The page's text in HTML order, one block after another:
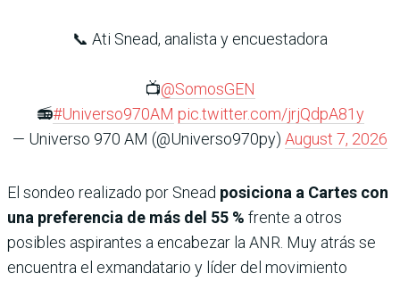
📞 Ati Snead, analista y encuestadora
📺@SomosGEN
📻#Universo970AM pic.twitter.com/jrjQdpA81y
— Universo 970 AM (@Universo970py) August 7, 2026
El sondeo realizado por Snead posiciona a Cartes con
una preferencia de más del 55 % frente a otros
posibles aspirantes a encabezar la ANR. Muy atrás se
encuentra el exmandatario y líder del movimiento